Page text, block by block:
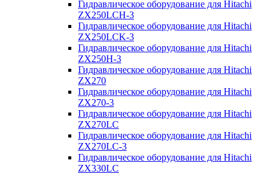
Гидравлическое оборудование для Hitachi
ZX250LCH-3
Гидравлическое оборудование для Hitachi
ZX250LCK-3
Гидравлическое оборудование для Hitachi
ZX250Н-3
Гидравлическое оборудование для Hitachi
ZX270
Гидравлическое оборудование для Hitachi
ZX270-3
Гидравлическое оборудование для Hitachi
ZX270LC
Гидравлическое оборудование для Hitachi
ZX270LC-3
Гидравлическое оборудование для Hitachi
ZX330LC